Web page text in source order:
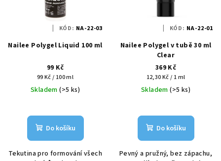
Nailee Polygel Liquid 100 ml
99 Kč
Měrná
cena:
99 Kč / 100 ml
Skladem(>5 ks)
Do košíku
Tekutina pro formování všech
KÓD: NA-22-03
Nailee Polygel v tubě 30 ml
Clear
369 Kč
Měrná
cena:
12,30 Kč / 1 ml
Skladem(>5 ks)
Do košíku
Pevný a pružný, bez zápachu,
KÓD: NA-22-01